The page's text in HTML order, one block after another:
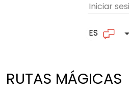
Iniciar
ES
RUTAS MÁGICAS